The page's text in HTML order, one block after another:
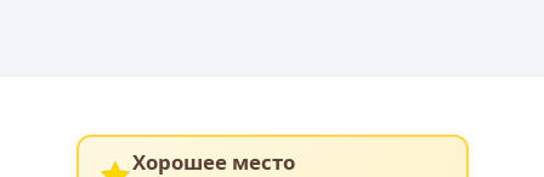
Хорошее место